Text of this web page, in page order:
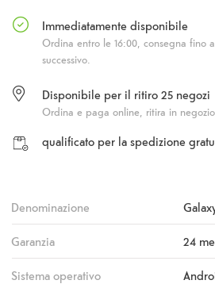
Immediatamente disponibile
Ordina entro le 16:00, consegna fino
successivo.
Disponibile per il ritiro 25 negozi
Ordina e paga online, ritira in
qualificato per la spedizione
Denominazione
Garanzia 24
Sistema operativo